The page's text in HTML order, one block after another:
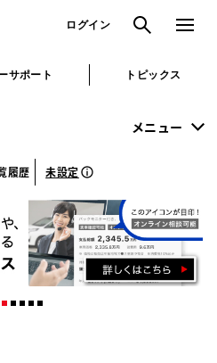
ログイン 検索 メニュ
サポート トピックス
メニュー
履歴 未設定